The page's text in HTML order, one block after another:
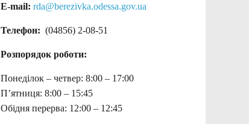
E-mail: rda@berezivka.odessa.gov.ua
Телефон: (04856) 2-08-51
Розпорядок роботи:
Понеділок – четвер: 8:00 – 17:00
П’ятниця: 8:00 – 15:45
Обідня перерва: 12:00 – 12:45